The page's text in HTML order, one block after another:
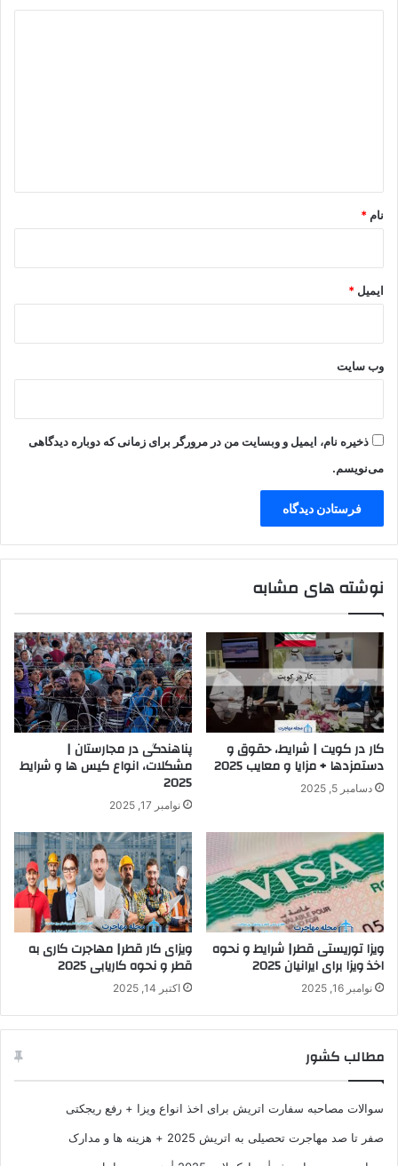
نام *
ایمیل *
وب‌ سایت
ذخیره نام، ایمیل و وبسایت من در مرورگر برای زمانی که دوباره دیدگاهی
می‌نویسم.
نوشته های مشابه
کار در کویت | شرایط، حقوق و
دستمزدها + مزایا و معایب 2025
دسامبر 5, 2025
پناهندگی در مجارستان |
مشکلات، انواع کیس ها و شرایط
2025
نوامبر 17, 2025
ویزا توریستی قطر| شرایط و نحوه
اخذ ویزا برای ایرانیان 2025
نوامبر 16, 2025
ویزای کار قطر| مهاجرت کاری به
قطر و نحوه کاریابی 2025
اکتبر 14, 2025
مطالب کشور
سوالات مصاحبه سفارت اتریش برای اخذ انواع ویزا + رفع ریجکتی
صفر تا صد مهاجرت تحصیلی به اتریش 2025 + هزینه ها و مدارک